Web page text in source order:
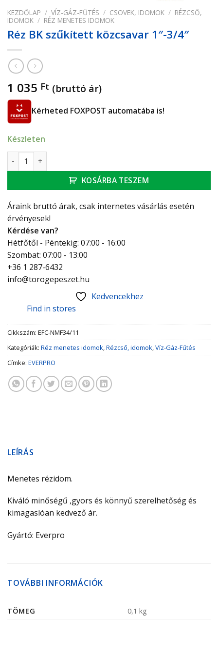
KEZDŐLAP / VÍZ-GÁZ-FŰTÉS / CSÖVEK, IDOMOK / RÉZCSŐ,
IDOMOK / RÉZ MENETES IDOMOK
Réz BK szűkített közcsavar 1″-3/4″
1 035 Ft (bruttó ár)
Kérheted FOXPOST automatába is!
Készleten
Réz BK szűkített közcsavar 1"-3/4" mennyiség
KOSÁRBA TESZEM
Áraink bruttó árak, csak internetes vásárlás esetén
érvényesek!
Kérdése van?
Hétfőtől - Péntekig: 07:00 - 16:00
Szombat: 07:00 - 13:00
+36 1 287-6432
info@torogepeszet.hu
Kedvencekhez
Find in stores
Cikkszám: EFC-NMF34/11
Kategóriák: Réz menetes idomok,Rézcső, idomok,Víz-Gáz-Fűtés
Címke: EVERPRO
LEÍRÁS
Menetes rézidom.
Kiváló minőségű ,gyors és könnyű szerelhetőség és
kimagaslóan kedvező ár.
Gyártó: Everpro
TOVÁBBI INFORMÁCIÓK
TÖMEG 0,1 kg